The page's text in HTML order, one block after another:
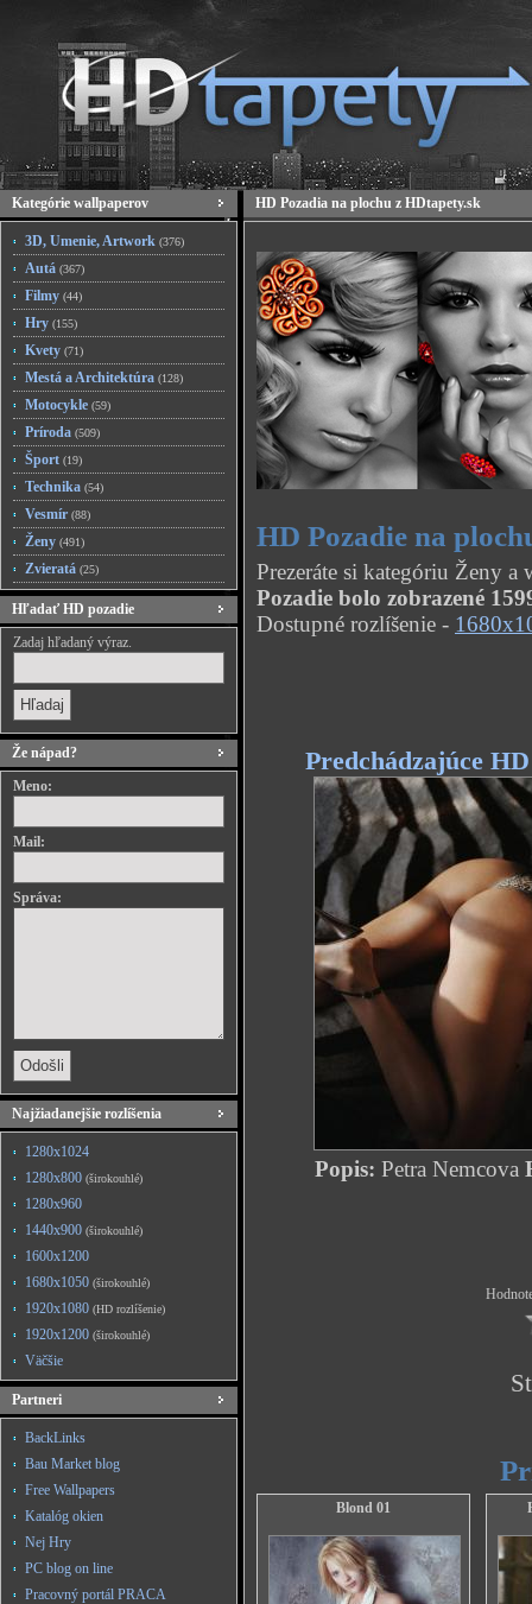
Kategórie wallpaperov
3D, Umenie, Artwork (376)
Autá (367)
Filmy (44)
Hry (155)
Kvety (71)
Mestá a Architektúra (128)
Motocykle (59)
Príroda (509)
Šport (19)
Technika (54)
Vesmír (88)
Ženy (491)
Zvieratá (25)
Hľadať HD pozadie
Zadaj hľadaný výraz.
Že nápad?
Meno:
Mail:
Správa:
Najžiadanejšie rozlíšenia
1280x1024
1280x800 (širokouhlé)
1280x960
1440x900 (širokouhlé)
1600x1200
1680x1050 (širokouhlé)
1920x1080 (HD rozlíšenie)
1920x1200 (širokouhlé)
Väčšie
Partneri
BackLinks
Bau Market blog
Free Wallpapers
Katalóg okien
Nej Hry
PC blog on line
Pracovný portál PRACA
HD Pozadia na plochu z HDtapety.sk
HD Pozadie na
Prezeráte si kategóriu Ženy a
Pozadie bolo zobrazené
Dostupné rozlíšenie -
Predchádzajúce
Popis: Petra Nemcova
Blond 01